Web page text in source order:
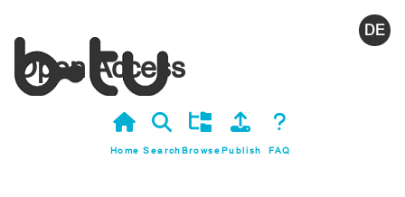
Open Access
Home SearchBrowsePublish FAQ